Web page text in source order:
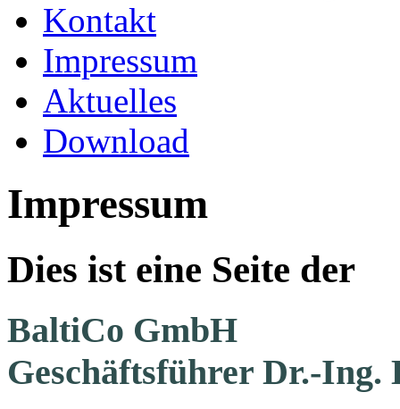
Kontakt
Impressum
Aktuelles
Download
Impressum
Dies ist eine Seite der
BaltiCo GmbH
Geschäftsführer Dr.-